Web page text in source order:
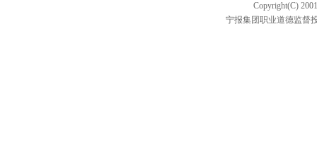
Copyright(C)
宁报集团职业道德监督